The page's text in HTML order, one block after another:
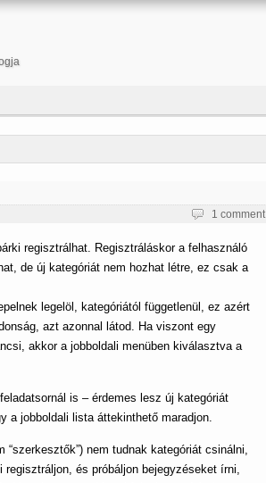
1 comment
regisztrálhat. Regisztráláskor a felhasználó
de új kategóriát nem hozhat létre, ez csak a
legelöl, kategóriától függetlenül, ez azért
azt azonnal látod. Ha viszont egy
akkor a jobboldali menüben kiválasztva a
is – érdemes lesz új kategóriát
a jobboldali lista áttekinthető maradjon.
“szerkesztők”) nem tudnak kategóriát csinálni,
és próbáljon bejegyzéseket írni,